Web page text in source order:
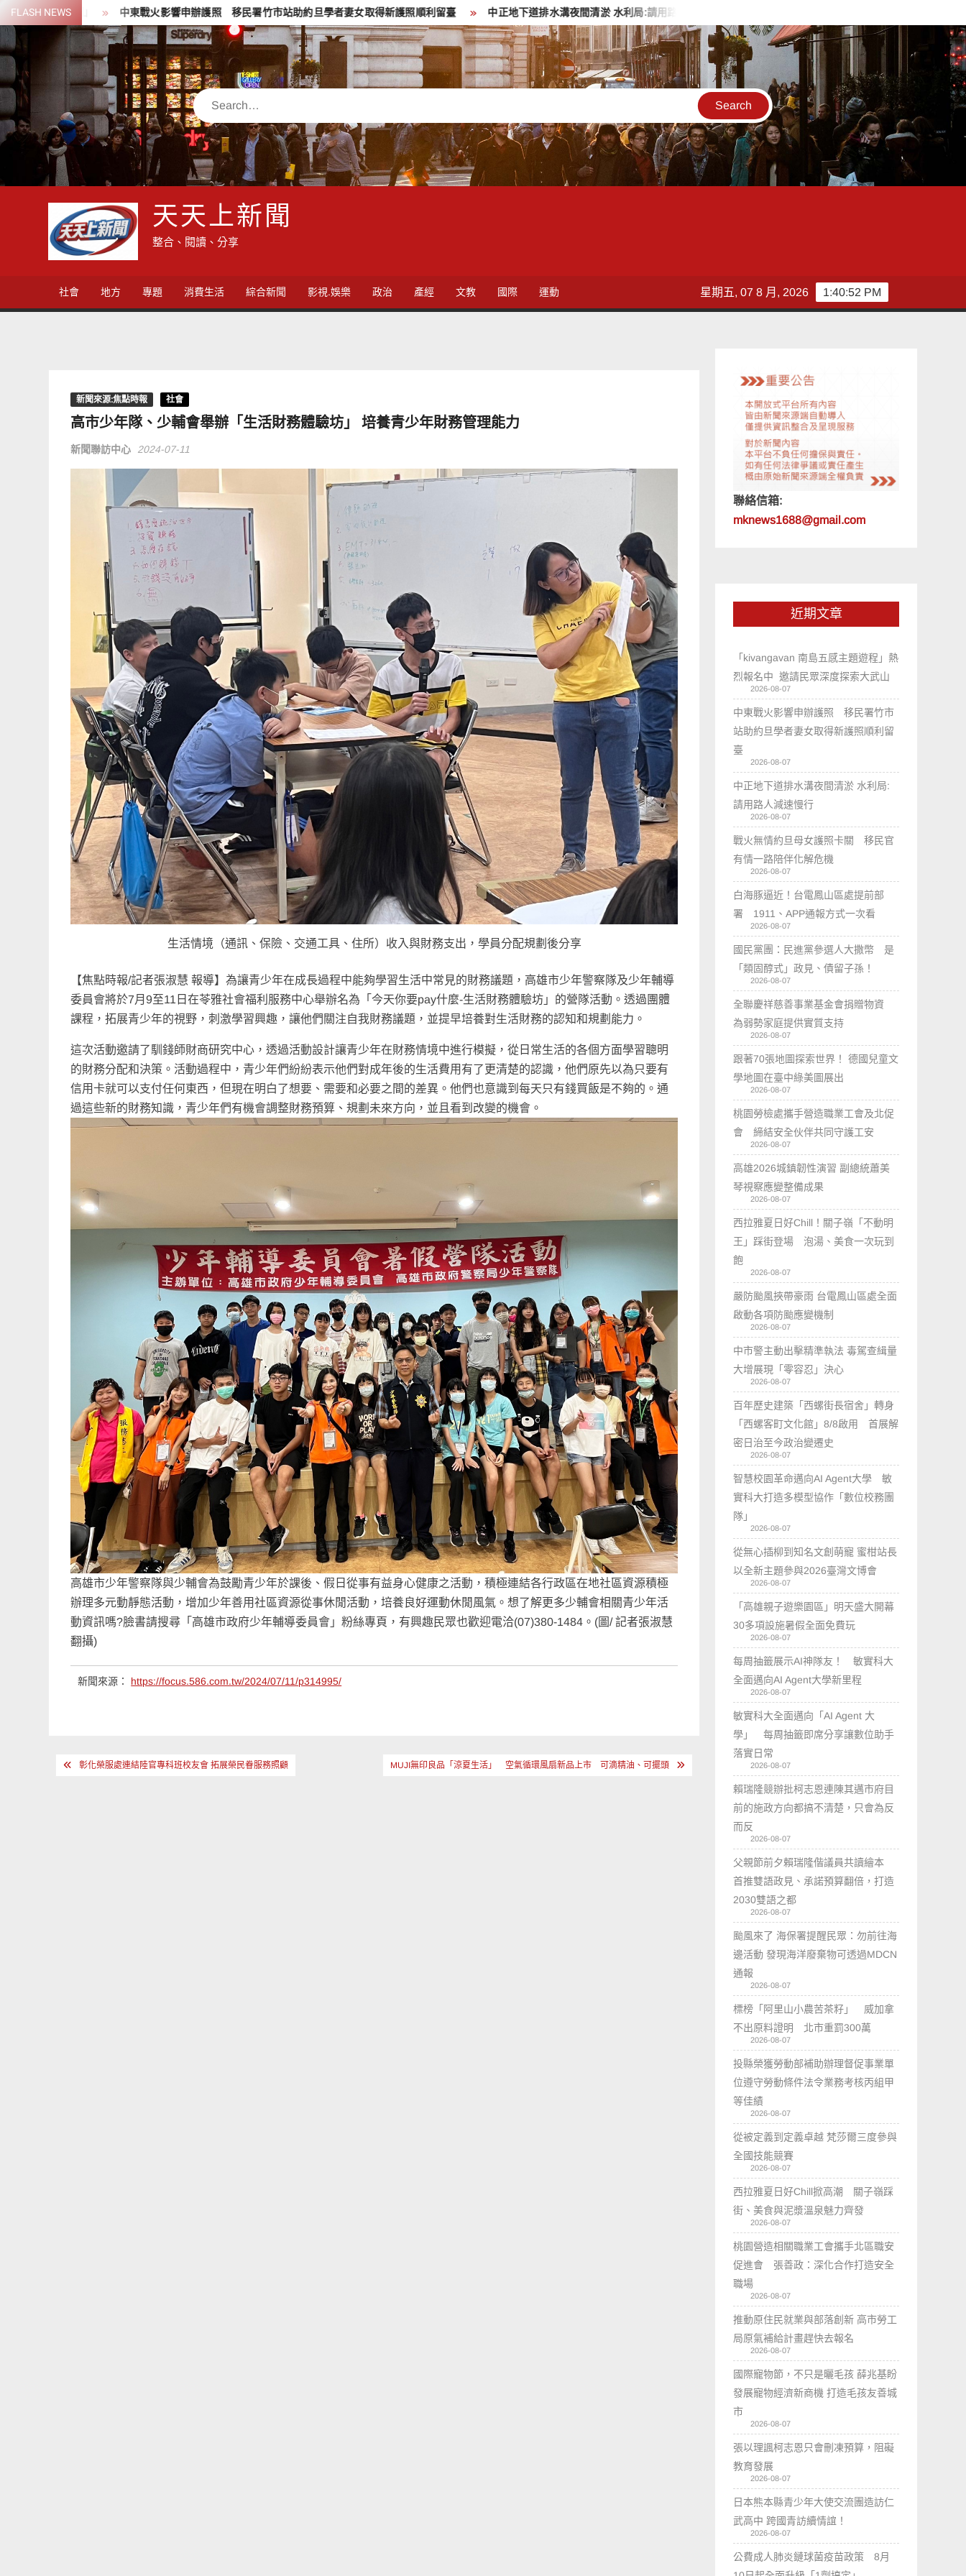
Skip
to
content
FLASH NEWS
山 中東戰火影響申辦護照 移民署竹市站助約旦學者妻女取得新護照順利留臺 中正地下道排水溝夜間清淤 水利局:請用路人減速慢行
Search
天天上新聞
整合、閱讀、分享
社會 地方 專題 消費生活 綜合新聞 影視.娛樂 政治 產經 文教 國際 運動 1:40:54 PM
星期五, 07 8 月, 2026
新聞來源:焦點時報 社會
高市少年隊、少輔會舉辦「生活財務體驗坊」 培養青少年財務管理能力
新聞聯訪中心 2024-07-11
生活情境（通訊、保險、交通工具、住所）收入與財務支出，學員分配規劃後分享
【焦點時報/記者張淑慧 報導】為讓青少年在成長過程中能夠學習生活中常見的財務議題，高雄市少年警察隊及少年輔導
委員會將於7月9至11日在苓雅社會福利服務中心舉辦名為「今天你要pay什麼-生活財務體驗坊」的營隊活動。透過團體
課程，拓展青少年的視野，刺激學習興趣，讓他們關注自我財務議題，並提早培養對生活財務的認知和規劃能力。
這次活動邀請了馴錢師財商研究中心，透過活動設計讓青少年在財務情境中進行模擬，從日常生活的各個方面學習聰明
的財務分配和決策。活動過程中，青少年們紛紛表示他們對成年後的生活費用有了更清楚的認識，他們原先以為只要有
信用卡就可以支付任何東西，但現在明白了想要、需要和必要之間的差異。他們也意識到每天只有錢買飯是不夠的。通
過這些新的財務知識，青少年們有機會調整財務預算、規劃未來方向，並且看到改變的機會。
高雄市少年警察隊與少輔會為鼓勵青少年於課後、假日從事有益身心健康之活動，積極連結各行政區在地社區資源積極
辦理多元動靜態活動，增加少年善用社區資源從事休閒活動，培養良好運動休閒風氣。想了解更多少輔會相關青少年活
動資訊嗎?臉書請搜尋「高雄市政府少年輔導委員會」粉絲專頁，有興趣民眾也歡迎電洽(07)380-1484。(圖/ 記者張淑慧
翻攝)
新聞來源： https://focus.586.com.tw/2024/07/11/p314995/
文 彰化榮服處連結陸官專科班校友會 拓展榮民眷服務照顧 MUJI無印良品「涼夏生活」 空氣循環風扇新品上市 可滴精油、可擺頭
聯絡信箱:
mknews1688@gmail.com
近期文章
「kivangavan 南島五感主題遊程」熱
烈報名中 邀請民眾深度探索大武山
2026-08-07
中東戰火影響申辦護照 移民署竹市
站助約旦學者妻女取得新護照順利留
臺
2026-08-07
中正地下道排水溝夜間清淤 水利局:
請用路人減速慢行
2026-08-07
戰火無情約旦母女護照卡關 移民官
有情一路陪伴化解危機
2026-08-07
白海豚逼近！台電鳳山區處提前部
署 1911、APP通報方式一次看
2026-08-07
國民黨團：民進黨參選人大撒幣 是
「類固醇式」政見、債留子孫！
2026-08-07
全聯慶祥慈善事業基金會捐贈物資
為弱勢家庭提供實質支持
2026-08-07
跟著70張地圖探索世界！ 德國兒童文
學地圖在臺中綠美圖展出
2026-08-07
桃園勞檢處攜手營造職業工會及北促
會 締結安全伙伴共同守護工安
2026-08-07
高雄2026城鎮韌性演習 副總統蕭美
琴視察應變整備成果
2026-08-07
西拉雅夏日好Chill！關子嶺「不動明
王」踩街登場 泡湯、美食一次玩到
飽
2026-08-07
嚴防颱風挾帶豪雨 台電鳳山區處全面
啟動各項防颱應變機制
2026-08-07
中市警主動出擊精準執法 毒駕查緝量
大增展現「零容忍」決心
2026-08-07
百年歷史建築「西螺街長宿舍」轉身
「西螺客町文化館」8/8啟用 首展解
密日治至今政治變遷史
2026-08-07
智慧校園革命邁向AI Agent大學 敏
實科大打造多模型協作「數位校務團
隊」
2026-08-07
從無心插柳到知名文創萌寵 蜜柑站長
以全新主題參與2026臺灣文博會
2026-08-07
「高雄親子遊樂園區」明天盛大開幕
30多項設施暑假全面免費玩
2026-08-07
每周抽籤展示AI神隊友！ 敏實科大
全面邁向AI Agent大學新里程
2026-08-07
敏實科大全面邁向「AI Agent 大
學」 每周抽籤即席分享讓數位助手
落實日常
2026-08-07
賴瑞隆競辦批柯志恩連陳其邁市府目
前的施政方向都搞不清楚，只會為反
而反
2026-08-07
父親節前夕賴瑞隆偕議員共讀繪本
首推雙語政見、承諾預算翻倍，打造
2030雙語之都
2026-08-07
颱風來了 海保署提醒民眾：勿前往海
邊活動 發現海洋廢棄物可透過MDCN
通報
2026-08-07
標榜「阿里山小農苦茶籽」 威加拿
不出原料證明 北市重罰300萬
2026-08-07
投縣榮獲勞動部補助辦理督促事業單
位遵守勞動條件法令業務考核丙組甲
等佳績
2026-08-07
從被定義到定義卓越 梵莎爾三度參與
全國技能競賽
2026-08-07
西拉雅夏日好Chill掀高潮 關子嶺踩
街、美食與泥漿溫泉魅力齊發
2026-08-07
桃園營造相關職業工會攜手北區職安
促進會 張善政：深化合作打造安全
職場
2026-08-07
推動原住民就業與部落創新 高市勞工
局原氣補給計畫趕快去報名
2026-08-07
國際寵物節，不只是曬毛孩 薛兆基盼
發展寵物經濟新商機 打造毛孩友善城
市
2026-08-07
張以理諷柯志恩只會刪凍預算，阻礙
教育發展
2026-08-07
日本熊本縣青少年大使交流團造訪仁
武高中 跨國青訪續情誼！
2026-08-07
公費成人肺炎鏈球菌疫苗政策 8月